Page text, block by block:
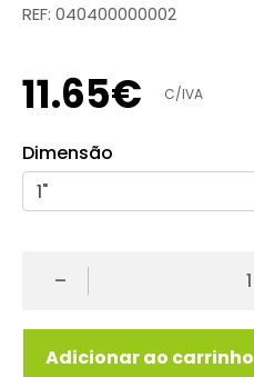
REF: 040400000002
11.65€ C/IVA
Dimensão
-
Adicionar ao carrinho